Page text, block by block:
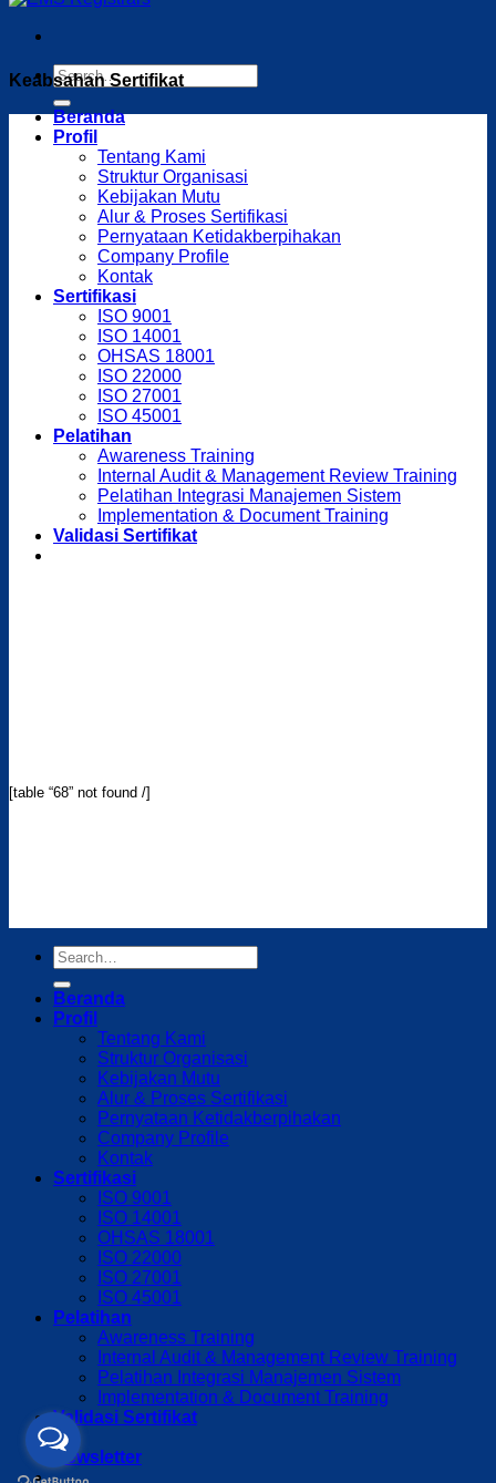
Beranda
Profil
Tentang Kami
Struktur Organisasi
Kebijakan Mutu
Alur & Proses Sertifikasi
Pernyataan Ketidakberpihakan
Company Profile
Kontak
Sertifikasi
ISO 9001
ISO 14001
OHSAS 18001
ISO 22000
ISO 27001
ISO 45001
Pelatihan
Awareness Training
Internal Audit & Management Review Training
Pelatihan Integrasi Manajemen Sistem
Implementation & Document Training
Validasi Sertifikat
Keabsahan Sertifikat
[table “68” not found /]
Beranda
Profil
Tentang Kami
Struktur Organisasi
Kebijakan Mutu
Alur & Proses Sertifikasi
Pernyataan Ketidakberpihakan
Company Profile
Kontak
Sertifikasi
ISO 9001
ISO 14001
OHSAS 18001
ISO 22000
ISO 27001
ISO 45001
Pelatihan
Awareness Training
Internal Audit & Management Review Training
Pelatihan Integrasi Manajemen Sistem
Implementation & Document Training
Validasi Sertifikat
Newsletter